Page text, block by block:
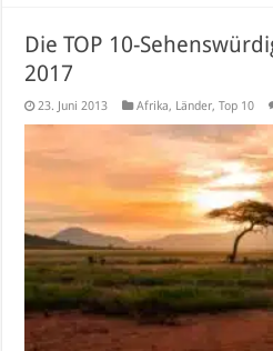
Die TOP 10-
2017
23. Juni 2013 Afrika, Länder,Top 10